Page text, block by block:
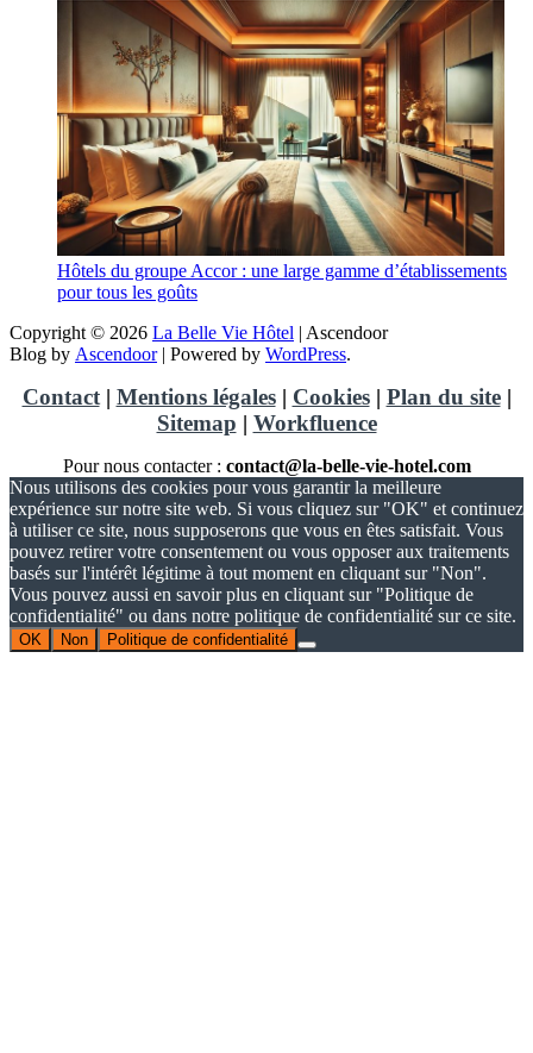
Hôtels du groupe Accor : une large gamme d’établissements
pour tous les goûts
Copyright © 2026 La Belle Vie Hôtel | Ascendoor
Blog by Ascendoor| Powered by WordPress.
Contact| Mentions légales| Cookies| Plan du site|
Sitemap | Workfluence
Pour nous contacter : contact@la-belle-vie-hotel.com
Nous utilisons des cookies pour vous garantir la meilleure
expérience sur notre site web. Si vous cliquez sur "OK" et continuez
à utiliser ce site, nous supposerons que vous en êtes satisfait. Vous
pouvez retirer votre consentement ou vous opposer aux traitements
basés sur l'intérêt légitime à tout moment en cliquant sur "Non".
Vous pouvez aussi en savoir plus en cliquant sur "Politique de
confidentialité" ou dans notre politique de confidentialité sur ce site.
OK Non Politique de confidentialité